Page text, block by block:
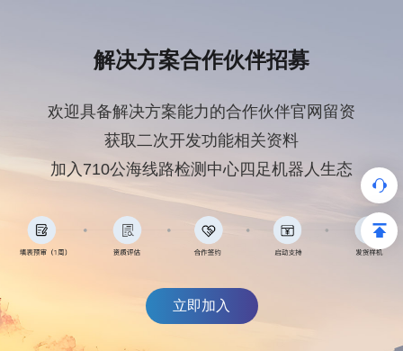
解决方案合作伙伴招募
欢迎具备解决方案能力的合作伙伴官网留资
获取二次开发功能相关资料
加入710公海线路检测中心四足机器人生态
立即加入